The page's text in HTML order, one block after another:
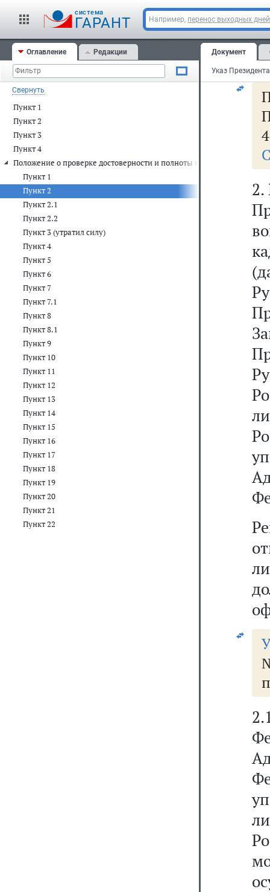
cистема
ГАРАНТ Например, перенос выходных дней
Оглавление Редакции
Свернуть
Пункт 1
Пункт 2
Пункт 3
Пункт 4
Положение о проверке достоверности и полноты сведений,
Пункт 1
Пункт 2
Пункт 2.1
Пункт 2.2
Пункт 3 (утратил силу)
Пункт 4
Пункт 5
Пункт 6
Пункт 7
Пункт 7.1
Пункт 8
Пункт 8.1
Пункт 9
Пункт 10
Пункт 11
Пункт 12
Пункт 13
Пункт 14
Пункт 15
Пункт 16
Пункт 17
Пункт 18
Пункт 19
Пункт 20
Пункт 21
Пункт 22
Документ
2.